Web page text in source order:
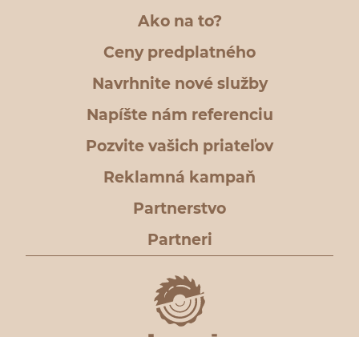
Ako na to?
Ceny predplatného
Navrhnite nové služby
Napíšte nám referenciu
Pozvite vašich priateľov
Reklamná kampaň
Partnerstvo
Partneri